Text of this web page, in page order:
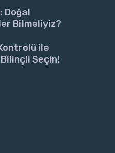
Doğal
Bilmeliyiz?
ile
Seçin!